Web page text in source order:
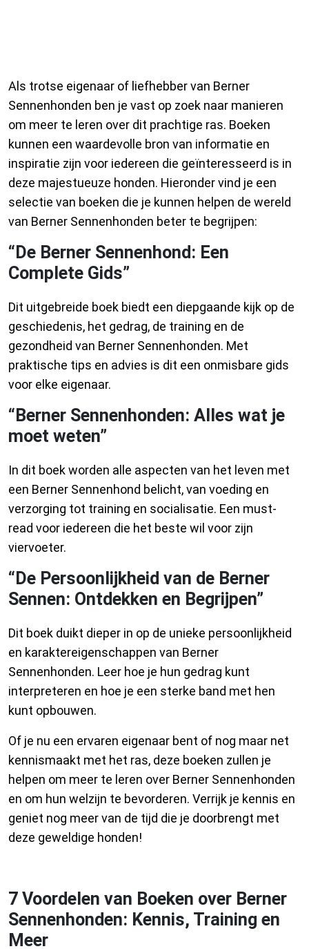
Als trotse eigenaar of liefhebber van Berner
Sennenhonden ben je vast op zoek naar manieren
om meer te leren over dit prachtige ras. Boeken
kunnen een waardevolle bron van informatie en
inspiratie zijn voor iedereen die geïnteresseerd is in
deze majestueuze honden. Hieronder vind je een
selectie van boeken die je kunnen helpen de wereld
van Berner Sennenhonden beter te begrijpen:
“De Berner Sennenhond: Een
Complete Gids”
Dit uitgebreide boek biedt een diepgaande kijk op de
geschiedenis, het gedrag, de training en de
gezondheid van Berner Sennenhonden. Met
praktische tips en advies is dit een onmisbare gids
voor elke eigenaar.
“Berner Sennenhonden: Alles wat je
moet weten”
In dit boek worden alle aspecten van het leven met
een Berner Sennenhond belicht, van voeding en
verzorging tot training en socialisatie. Een must-
read voor iedereen die het beste wil voor zijn
viervoeter.
“De Persoonlijkheid van de Berner
Sennen: Ontdekken en Begrijpen”
Dit boek duikt dieper in op de unieke persoonlijkheid
en karaktereigenschappen van Berner
Sennenhonden. Leer hoe je hun gedrag kunt
interpreteren en hoe je een sterke band met hen
kunt opbouwen.
Of je nu een ervaren eigenaar bent of nog maar net
kennismaakt met het ras, deze boeken zullen je
helpen om meer te leren over Berner Sennenhonden
en om hun welzijn te bevorderen. Verrijk je kennis en
geniet nog meer van de tijd die je doorbrengt met
deze geweldige honden!
7 Voordelen van Boeken over Berner
Sennenhonden: Kennis, Training en
Meer